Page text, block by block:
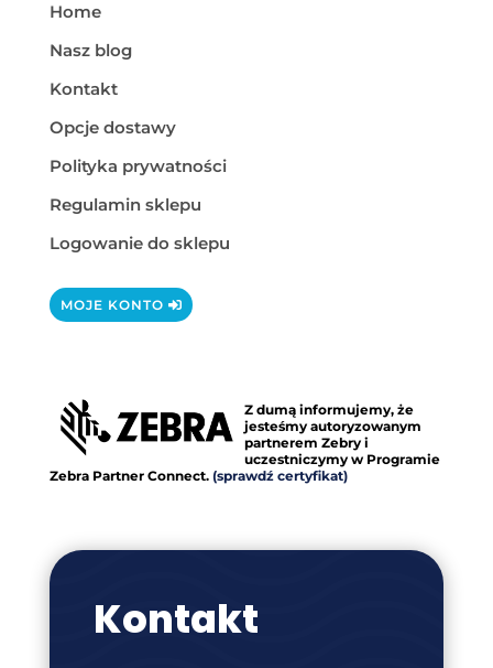
Home
Nasz blog
Kontakt
Opcje dostawy
Polityka prywatności
Regulamin sklepu
Logowanie do sklepu
MOJE KONTO
Z dumą informujemy, że
jesteśmy autoryzowanym
partnerem Zebry i
uczestniczymy w Programie
Zebra Partner Connect. (sprawdź certyfikat)
Kontakt